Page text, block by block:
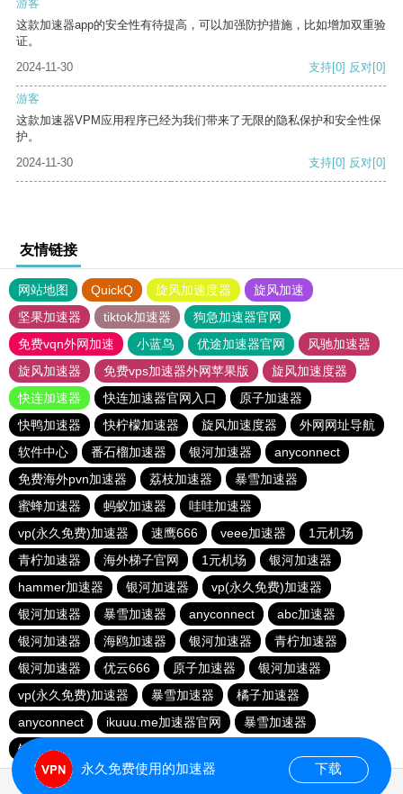
游客
这款加速器app的安全性有待提高，可以加强防护措施，比如增加双重验
证。
2024-11-30
支持[0] 反对[0]
游客
这款加速器VPM应用程序已经为我们带来了无限的隐私保护和安全性保
护。
2024-11-30
支持[0] 反对[0]
友情链接
网站地图 QuickQ 旋风加速度器
旋风加速
坚果加速器
tiktok加速器
狗急加速器官网
免费vqn外网加速
小蓝鸟 优途加速器官网
风驰加速器
旋风加速器
免费vps加速器外网苹果版
旋风加速度器
快连加速器
快连加速器官网入口
原子加速器
快鸭加速器
快柠檬加速器 旋风加速度器
外网网址导航
软件中心
番石榴加速器 银河加速器
anyconnect
免费海外pvn加速器
荔枝加速器
暴雪加速器
蜜蜂加速器
蚂蚁加速器
哇哇加速器
vp(永久免费)加速器
速鹰666 veee加速器
1元机场
青柠加速器
海外梯子官网 1元机场
银河加速器
hammer加速器
银河加速器
vp(永久免费)加速器
银河加速器
暴雪加速器 anyconnect
abc加速器
银河加速器
海鸥加速器 银河加速器
青柠加速器
银河加速器
优云666 原子加速器
银河加速器
vp(永久免费)加速器
暴雪加速器
橘子加速器
anyconnect
ikuuu.me加速器官网
暴雪加速器
银河加速器
永久免费使用的加速器 下载